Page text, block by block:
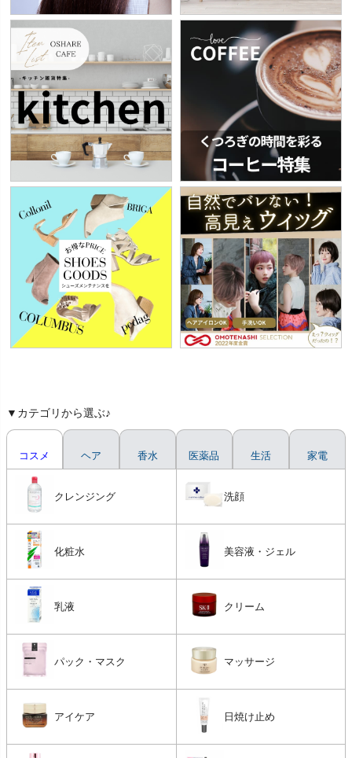
▼カテゴリから選ぶ♪
コスメ
クレンジング 洗顔
化粧水 美容液・ジェル
乳液 クリーム
パック・マスク マッサージ
アイケア 日焼け止め
ヘア 香水 医薬品 生活 家電